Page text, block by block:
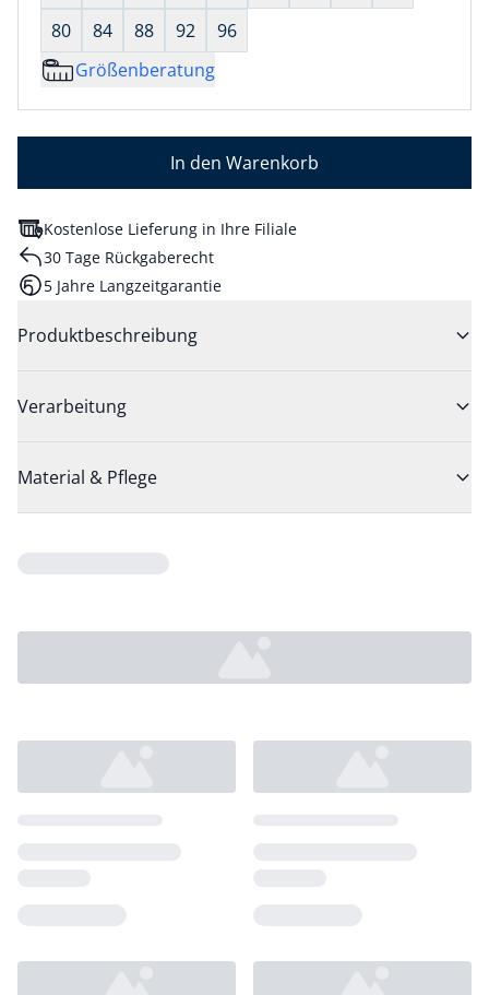
80
84 88 92
96
Größenberatung
In den Warenkorb
Kostenlose Lieferung in Ihre Filiale
30 Tage Rückgaberecht
5 Jahre Langzeitgarantie
Produktbeschreibung
Verarbeitung
Material & Pflege